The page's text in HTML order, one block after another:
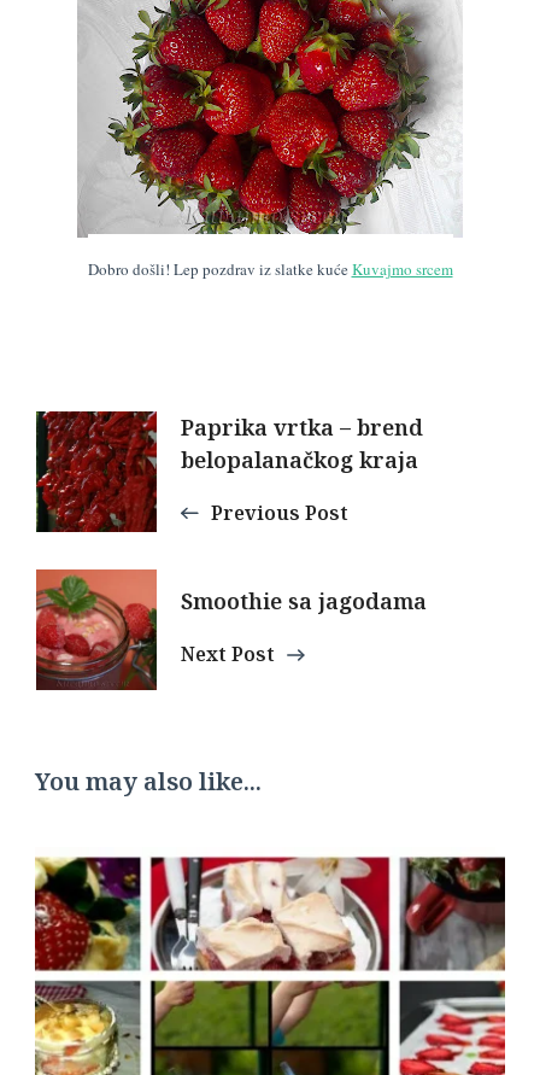
Dobro došli! Lep pozdrav iz slatke kućeKuvajmo srcem
Post
Navigation
Paprika vrtka – brend
belopalanačkog kraja
Previous Post
Smoothie sa jagodama
Next Post
You may also like...